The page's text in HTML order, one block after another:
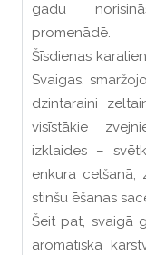
gadu
promenādē.
Šīsdienas
Svaigas,
dzintaraini
visīstākie
izklaides –
enkura celšanā,
stinšu ēšanas
Šeit pat, svaigā
aromātiska